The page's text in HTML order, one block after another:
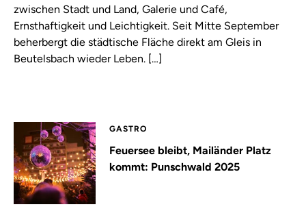
zwischen Stadt und Land, Galerie und Café,
Ernsthaftigkeit und Leichtigkeit. Seit Mitte September
beherbergt die städtische Fläche direkt am Gleis in
Beutelsbach wieder Leben. […]
GASTRO
Feuersee bleibt, Mailänder Platz
kommt: Punschwald 2025